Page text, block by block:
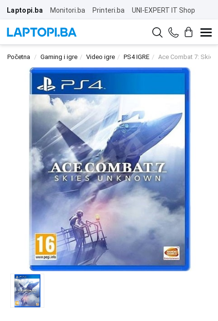
Laptopi.ba Monitori.ba Printeri.ba UNI-EXPERT IT Shop
Početna Gaming i igre Video igre PS4 IGRE Ace Combat 7: